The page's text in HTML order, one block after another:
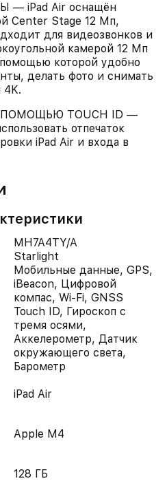
iPad Air оснащён
Center Stage 12 Мп,
для видеозвонков и
камерой 12 Мп
которой удобно
делать фото и снимать
4K.
TOUCH ID —
отпечаток
iPad Air и входа в
MH7A4TY/A
Starlight
Мобильные данные, GPS,
iBeacon, Цифровой
компас, Wi-Fi, GNSS
Touch ID, Гироскоп с
тремя осями,
Аккелерометр, Датчик
окружающего света,
Барометр
iPad Air
Apple M4
128 ГБ